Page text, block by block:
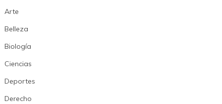
Arte
Belleza
Biología
Ciencias
Deportes
Derecho